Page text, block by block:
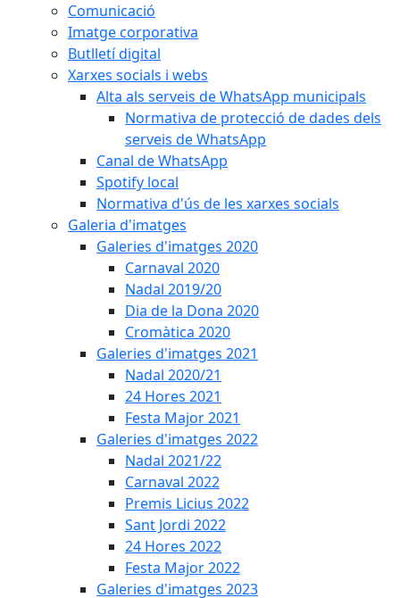
Comunicació
Imatge corporativa
Butlletí digital
Xarxes socials i webs
Alta als serveis de WhatsApp municipals
Normativa de protecció de dades dels
serveis de WhatsApp
Canal de WhatsApp
Spotify local
Normativa d'ús de les xarxes socials
Galeria d'imatges
Galeries d'imatges 2020
Carnaval 2020
Nadal 2019/20
Dia de la Dona 2020
Cromàtica 2020
Galeries d'imatges 2021
Nadal 2020/21
24 Hores 2021
Festa Major 2021
Galeries d'imatges 2022
Nadal 2021/22
Carnaval 2022
Premis Licius 2022
Sant Jordi 2022
24 Hores 2022
Festa Major 2022
Galeries d'imatges 2023